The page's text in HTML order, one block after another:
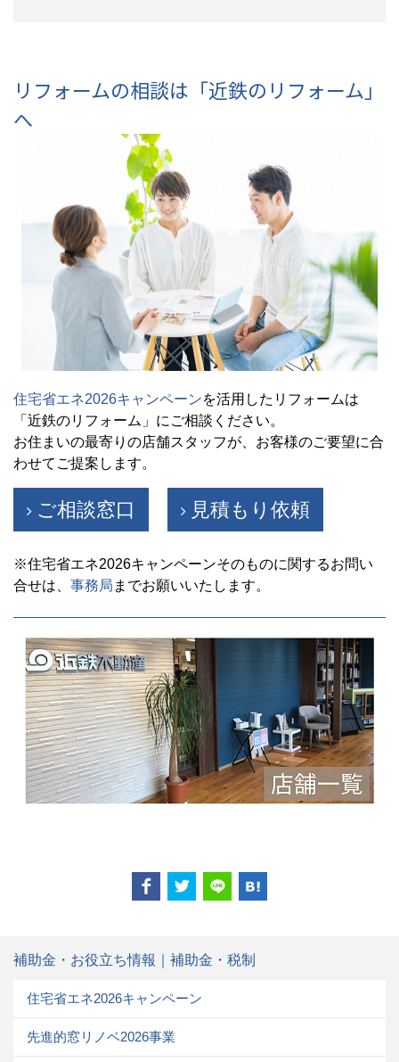
リフォームの相談は「近鉄のリフォーム」
へ
住宅省エネ2026キャンペーンを活用したリフォームは
「近鉄のリフォーム」にご相談ください。
お住まいの最寄りの店舗スタッフが、お客様のご要望に合
わせてご提案します。
ご相談窓口 見積もり依頼
※住宅省エネ2026キャンペーンそのものに関するお問い
合せは、 事務局 までお願いいたします。
補助金・お役立ち情報｜補助金・税制
住宅省エネ2026キャンペーン
先進的窓リノベ2026事業